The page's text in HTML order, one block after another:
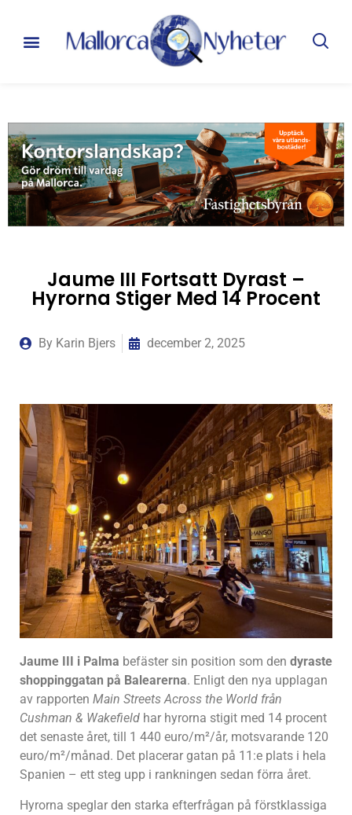
Jaume III Fortsatt Dyrast –
Hyrorna Stiger Med 14 Procent
By Karin Bjers december 2, 2025
Jaume III i Palma befäster sin position som den dyraste
shoppinggatan på Balearerna. Enligt den nya upplagan
av rapporten Main Streets Across the World från
Cushman & Wakefield har hyrorna stigit med 14 procent
det senaste året, till 1 440 euro/m²/år, motsvarande 120
euro/m²/månad. Det placerar gatan på 11:e plats i hela
Spanien – ett steg upp i rankningen sedan förra året.
Hyrorna speglar den starka efterfrågan på förstklassiga